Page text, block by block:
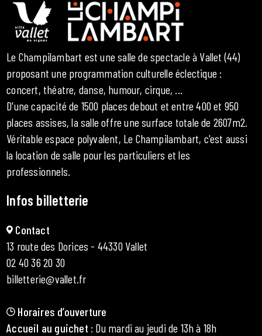
Le Champilambart est une salle de spectacle à Vallet (44)
proposant une programmation culturelle éclectique :
concert, théatre, danse, humour, cirque, ...
D'une capacité de 1500 places debout et entre 400 et 950
places assises, la salle offre une surface totale de 2607m2.
Véritable espace polyvalent, Le Champilambart, c'est aussi
la location de salle pour les particuliers et les
professionnels.
Infos billetterie
Contact
13 route des Dorices - 44330 Vallet
02 40 36 20 30
billetterie@vallet.fr
Horaires d’ouverture
Accueil au guichet : Du mardi au jeudi de 13h à 18h